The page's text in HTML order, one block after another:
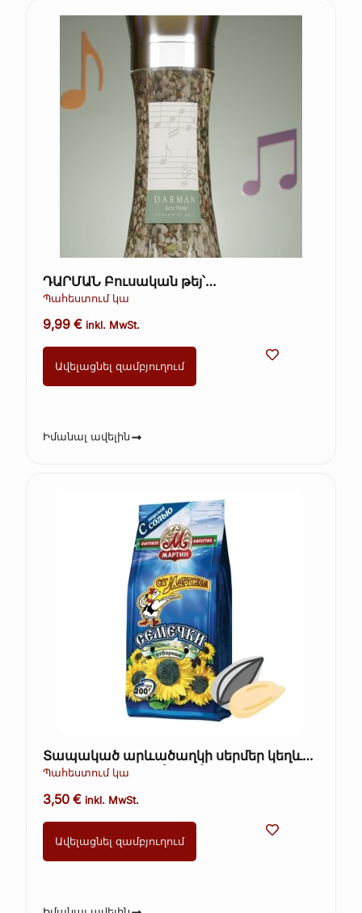
ԴԱՐՄԱՆ Բուսական թեյ՝
խոտաբույսերով և մրգերով, գրքի տուփ
Պահեստում կա
9,99€ inkl. MwSt.
Ավելացնել զամբյուղում
Իմանալ ավելին
Տապակած արևածաղկի սերմեր կեղևով
– Ot Martina, 200 գ (Kopie)
Պահեստում կա
3,50€ inkl. MwSt.
Ավելացնել զամբյուղում